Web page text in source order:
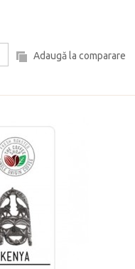
Adaugă la comparare